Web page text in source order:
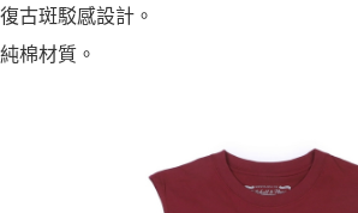
復古斑駁感設計。
純棉材質。